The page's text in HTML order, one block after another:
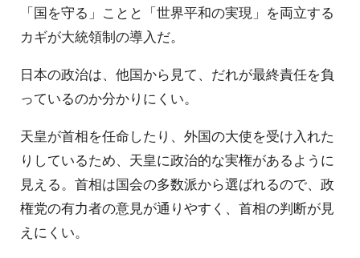
「国を守る」ことと「世界平和の実現」を両立する
カギが大統領制の導入だ。
日本の政治は、他国から見て、だれが最終責任を負
っているのか分かりにくい。
天皇が首相を任命したり、外国の大使を受け入れた
りしているため、天皇に政治的な実権があるように
見える。首相は国会の多数派から選ばれるので、政
権党の有力者の意見が通りやすく、首相の判断が見
えにくい。